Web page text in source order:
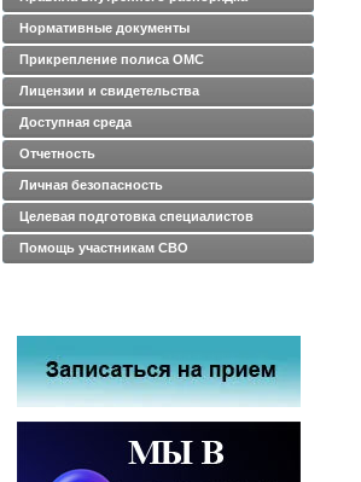
Нормативные документы
Прикрепление полиса ОМС
Лицензии и свидетельства
Доступная среда
Отчетность
Личная безопасность
Целевая подготовка специалистов
Помощь участникам СВО